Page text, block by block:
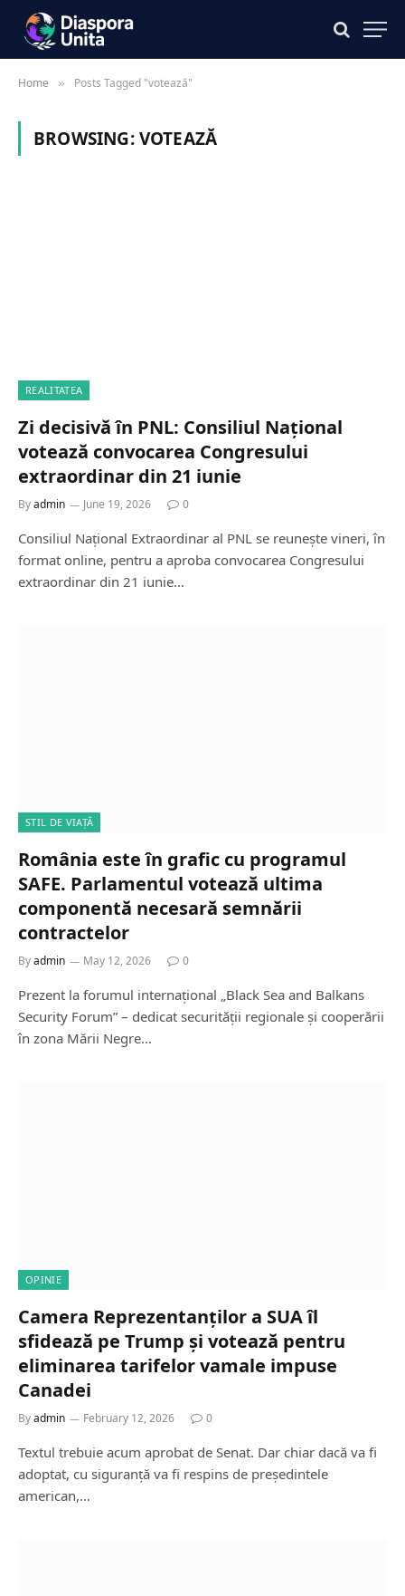
Home » Posts Tagged "votează"
BROWSING:VOTEAZĂ
REALITATEA
Zi decisivă în PNL: Consiliul Național
votează convocarea Congresului
extraordinar din 21 iunie
Byadmin June 19, 2026 0
Consiliul Național Extraordinar al PNL se reunește vineri, în
format online, pentru a aproba convocarea Congresului
extraordinar din 21 iunie…
STIL DE VIAȚĂ
România este în grafic cu programul
SAFE. Parlamentul votează ultima
componentă necesară semnării
contractelor
Byadmin May 12, 2026 0
Prezent la forumul internațional „Black Sea and Balkans
Security Forum” – dedicat securității regionale și cooperării
în zona Mării Negre…
OPINIE
Camera Reprezentanților a SUA îl
sfidează pe Trump și votează pentru
eliminarea tarifelor vamale impuse
Canadei
Byadmin February 12, 2026 0
Textul trebuie acum aprobat de Senat. Dar chiar dacă va fi
adoptat, cu siguranță va fi respins de președintele
american,…